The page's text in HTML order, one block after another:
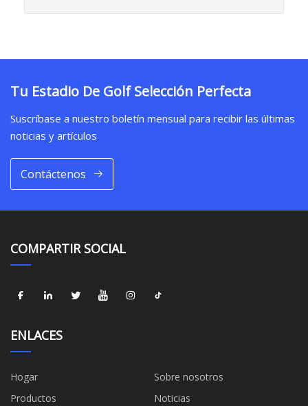
Tu Estadio De Golf Selección Perfecta
Suscríbase a nuestro boletín mensual para recibir las últimas
noticias y artículos
Contáctenos
COMPARTIR SOCIAL
ENLACES
Hogar
Sobre nosotros
Productos
Noticias